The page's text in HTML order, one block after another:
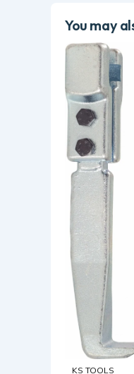
You may
KS TOOLS